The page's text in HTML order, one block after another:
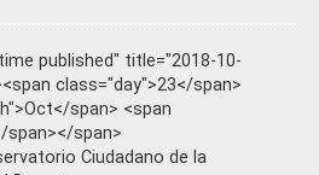
published" title="2018-10-
class="day">23</span>
span> <span
span></span>
Ciudadano de la